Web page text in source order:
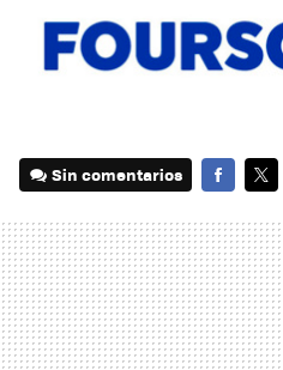
Sin comentarios